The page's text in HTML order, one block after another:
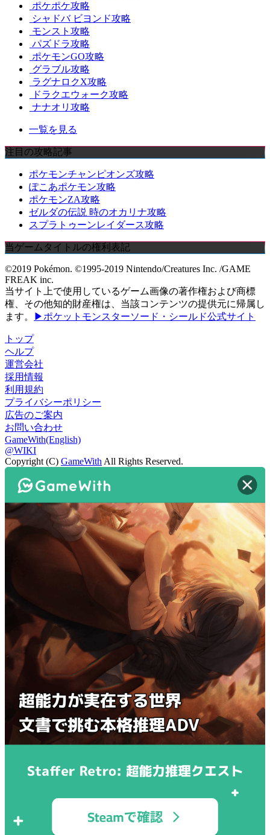
ポケポケ攻略
シャドバ ビヨンド攻略
モンスト攻略
パズドラ攻略
ポケモンGO攻略
グラブル攻略
ラグナロクX攻略
ドラクエウォーク攻略
ナナオリ攻略
一覧を見る
注目の攻略記事
ポケモンチャンピオンズ攻略
ぽこあポケモン攻略
ポケモンZA攻略
ゼルダの伝説 時のオカリナ攻略
スプラトゥーンレイダース攻略
当ゲームタイトルの権利表記
©2019 Pokémon. ©1995-2019 Nintendo/Creatures Inc. /GAME
FREAK inc.
当サイト上で使用しているゲーム画像の著作権および商標
権、その他知的財産権は、当該コンテンツの提供元に帰属し
ます。
▶ポケットモンスターソード・シールド公式サイト
トップ
ヘルプ
運営会社
採用情報
利用規約
プライバシーポリシー
広告のご案内
お問い合わせ
GameWith(English)
@WIKI
Copyright (C) GameWith All Rights Reserved.